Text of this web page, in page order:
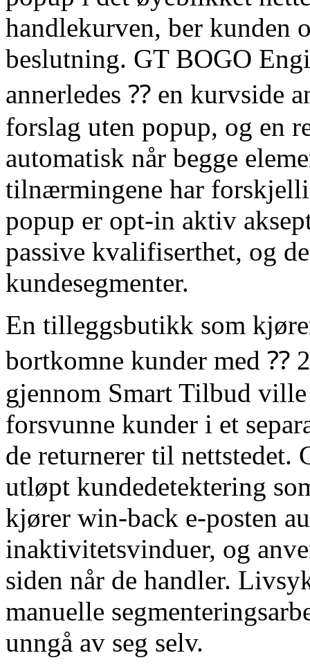
handlekurven, ber kunden
beslutning. GT BOGO
annerledes ⁇ en kurvside
forslag uten popup, og en
automatisk når begge
tilnærmingene har
popup er opt-in aktiv
passive kvalifiserthet, og
kundesegmenter.
En tilleggsbutikk som
bortkomne kunder med ⁇
gjennom Smart Tilbud
forsvunne kunder i et
de returnerer til nettstedet.
utløpt kundedetektering
kjører win-back e-posten
inaktivitetsvinduer, og
siden når de handler.
manuelle
unngå av seg selv.